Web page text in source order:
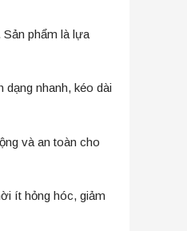
phẩm là lựa
dạng nhanh, kéo dài
và an toàn cho
ít hỏng hóc, giảm